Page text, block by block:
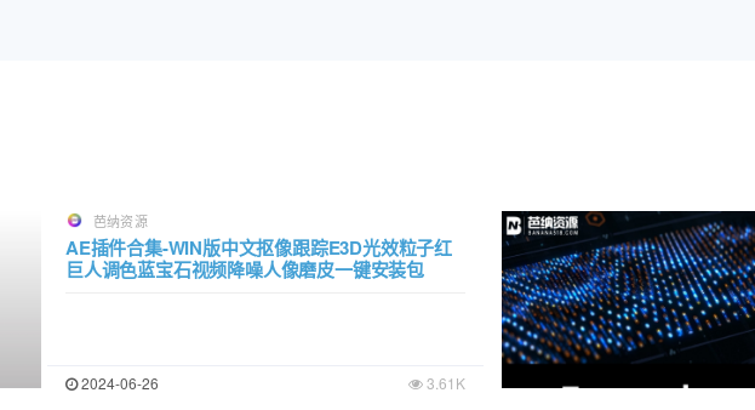
芭纳资源
AE插件合集-WIN版中文抠像跟踪E3D光效粒子红
巨人调色蓝宝石视频降噪人像磨皮一键安装包
2024-06-26 3.61K